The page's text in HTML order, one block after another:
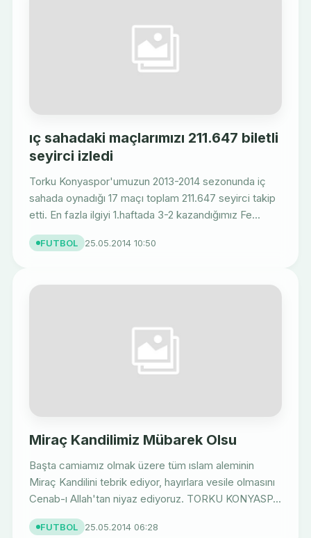
ıç sahadaki maçlarımızı 211.647 biletli
seyirci izledi
Torku Konyaspor'umuzun 2013-2014 sezonunda iç
sahada oynadığı 17 maçı toplam 211.647 seyirci takip
etti. En fazla ilgiyi 1.haftada 3-2 kazandığımız Fe...
FUTBOL 25.05.2014 10:50
Miraç Kandilimiz Mübarek Olsu
Başta camiamız olmak üzere tüm ıslam aleminin
Miraç Kandilini tebrik ediyor, hayırlara vesile olmasını
Cenab-ı Allah'tan niyaz ediyoruz. TORKU KONYASP...
FUTBOL 25.05.2014 06:28